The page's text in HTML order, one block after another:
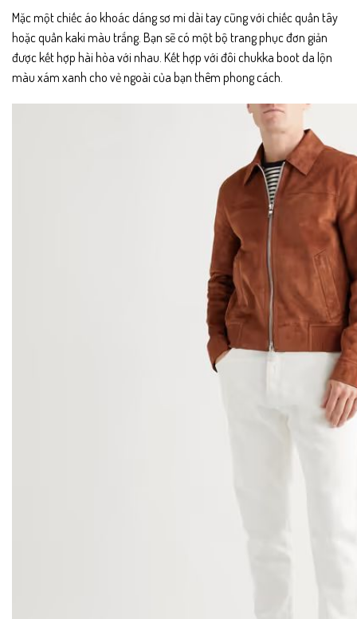
Mặc một chiếc áo khoác dáng sơ mi dài tay cũng với chiếc quần tây
hoặc quần kaki màu trắng. Bạn sẽ có một bộ trang phục đơn giản
được kết hợp hài hòa với nhau. Kết hợp với đôi chukka boot da lộn
màu xám xanh cho vẻ ngoài của bạn thêm phong cách.